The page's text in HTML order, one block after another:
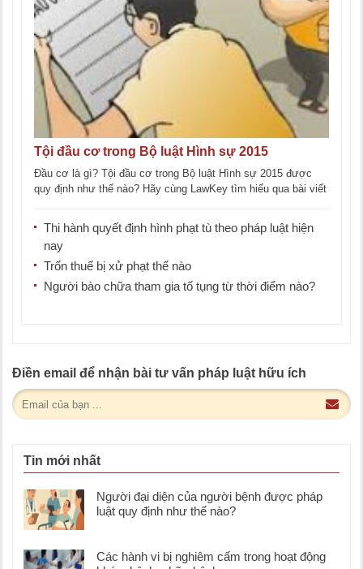
Tội đầu cơ trong Bộ luật Hình sự 2015
Đầu cơ là gì? Tội đầu cơ trong Bộ luật Hình sự 2015 được
quy định như thế nào? Hãy cùng LawKey tìm hiểu qua bài viết
Thi hành quyết định hình phạt tù theo pháp luật hiện
nay
Trốn thuế bị xử phạt thế nào
Người bào chữa tham gia tố tụng từ thời điểm nào?
Điền email để nhận bài tư vấn pháp luật hữu ích
Tin mới nhất
Người đại diện của người bệnh được pháp
luật quy định như thế nào?
Các hành vi bị nghiêm cấm trong hoạt động